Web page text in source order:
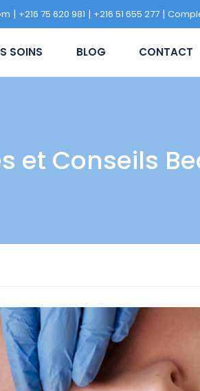
| +216 75 620 981 | +216 51 655 277 |
SOINS BLOG
et Conseils